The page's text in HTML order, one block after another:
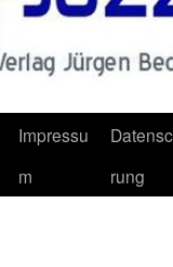
Impressu
m
rung